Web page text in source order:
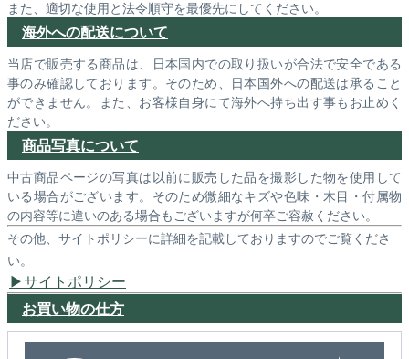
また、適切な使用と法令順守を最優先にしてください。
海外への配送について
当店で販売する商品は、日本国内での取り扱いが合法で安全である
事のみ確認しております。そのため、日本国外への配送は承ること
ができません。また、お客様自身にて海外へ持ち出す事もお止めく
ださい。
商品写真について
中古商品ページの写真は以前に販売した品を撮影した物を使用して
いる場合がございます。そのため微細なキズや色味・木目・付属物
の内容等に違いのある場合もございますが何卒ご容赦ください。
その他、サイトポリシーに詳細を記載しておりますのでご覧くださ
い。
サイトポリシー
お買い物の仕方